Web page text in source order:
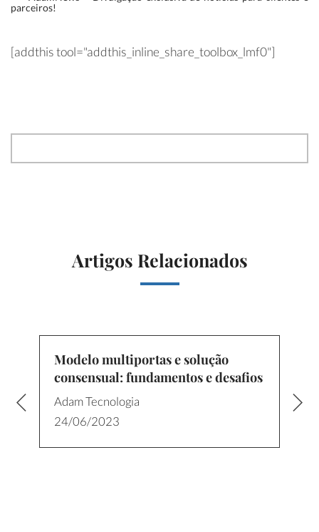
parceiros!
[addthis tool="addthis_inline_share_toolbox_lmf0"]
Artigos Relacionados
Modelo multiportas e solução
consensual: fundamentos e desafios
Adam Tecnologia
24/06/2023